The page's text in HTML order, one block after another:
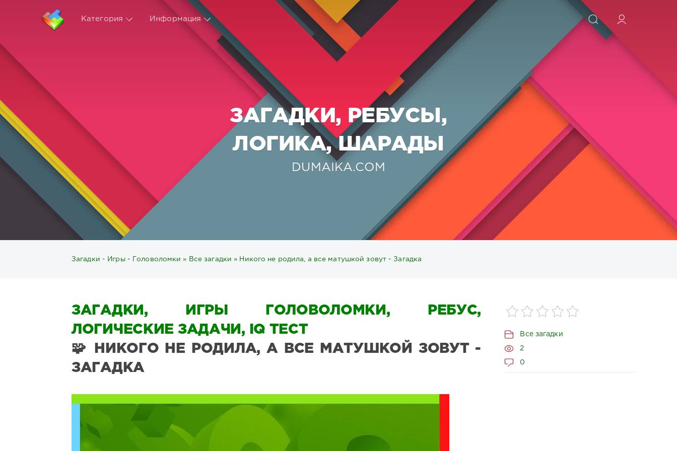
ИСКАТЬ
Категория Информация
ЗАГАДКИ, РЕБУСЫ,
ЛОГИКА, ШАРАДЫ
DUMAIKA.COM
Загадки - Игры - Головоломки » Все загадки » Никого не родила, а все матушкой зовут - Загадка
ЗАГАДКИ, ИГРЫ ГОЛОВОЛОМКИ, РЕБУС,
ЛОГИЧЕСКИЕ ЗАДАЧИ, IQ ТЕСТ
🧩 НИКОГО НЕ РОДИЛА, А ВСЕ МАТУШКОЙ ЗОВУТ -
ЗАГАДКА
Все загадки
2
0